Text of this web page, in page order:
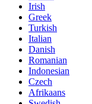
Irish
Greek
Turkish
Italian
Danish
Romanian
Indonesian
Czech
Afrikaans